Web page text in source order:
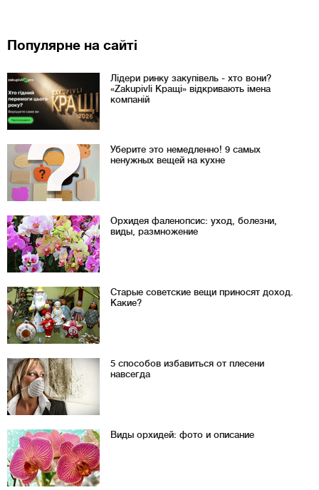
Популярне на сайті
Лідери ринку закупівель - хто вони?
«Zakupivli Кращі» відкривають імена
компаній
Уберите это немедленно! 9 самых
ненужных вещей на кухне
Орхидея фаленопсис: уход, болезни,
виды, размножение
Старые советские вещи приносят доход.
Какие?
5 способов избавиться от плесени
навсегда
Виды орхидей: фото и описание